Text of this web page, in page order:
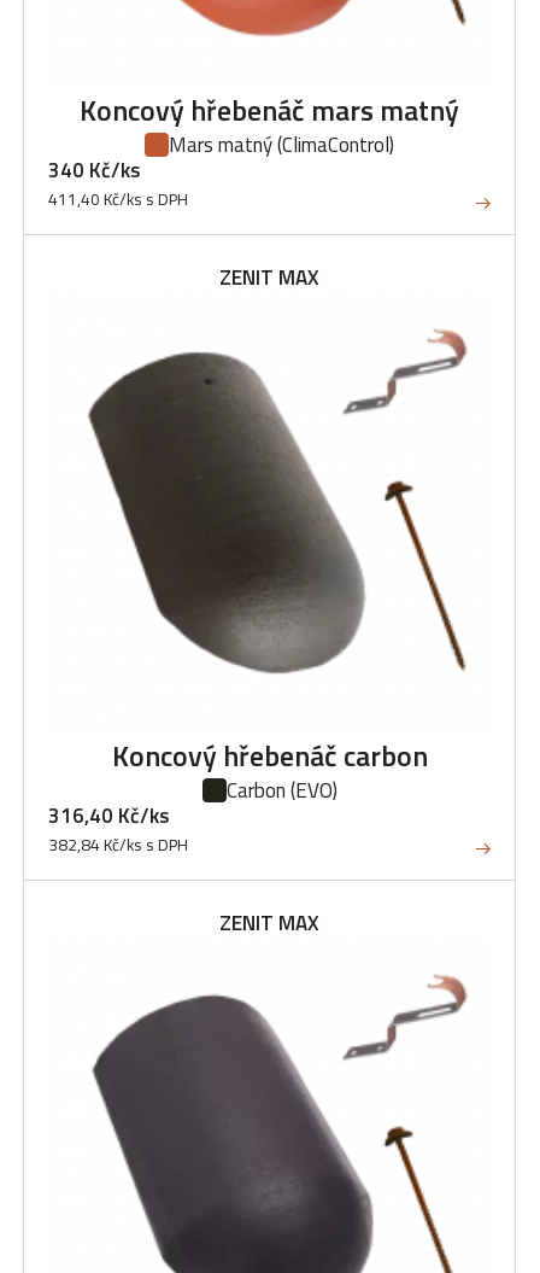
Koncový hřebenáč mars matný
Mars matný(ClimaControl)
340 Kč/ks
411,40 Kč/ks s DPH
ZENIT MAX
Koncový hřebenáč carbon
Carbon(EVO)
316,40 Kč/ks
382,84 Kč/ks s DPH
ZENIT MAX